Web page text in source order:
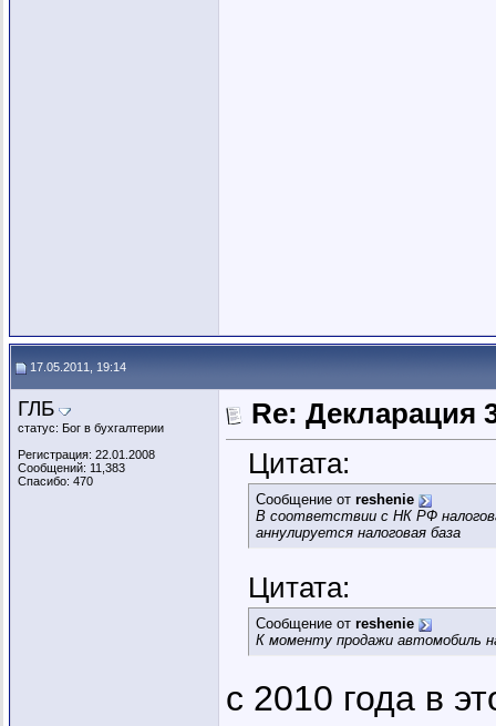
17.05.2011, 19:14
ГЛБ
статус: Бог в бухгалтерии
Регистрация: 22.01.2008
Сообщений: 11,383
Спасибо: 470
Re: Декларация
Цитата:
Сообщение от reshenie
В соответствии с НК РФ
аннулируется налоговая база
Цитата:
Сообщение от reshenie
К моменту продажи автомобиль
с 2010 года в